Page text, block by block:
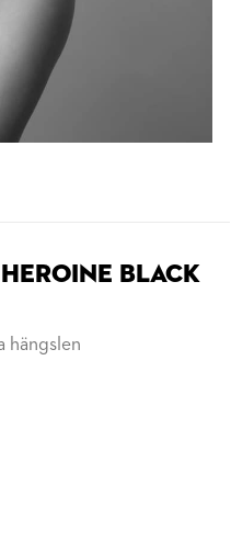
BLACK
hängslen